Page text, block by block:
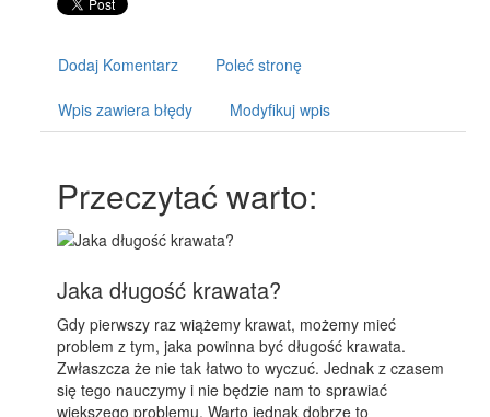
Dodaj Komentarz Poleć stronę
Wpis zawiera błędy Modyfikuj wpis
Przeczytać warto:
Jaka długość krawata?
Gdy pierwszy raz wiążemy krawat, możemy mieć
problem z tym, jaka powinna być długość krawata.
Zwłaszcza że nie tak łatwo to wyczuć. Jednak z czasem
się tego nauczymy i nie będzie nam to sprawiać
większego problemu. Warto jednak dobrze to